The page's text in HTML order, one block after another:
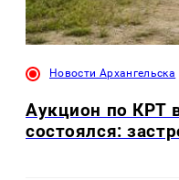
Новости Архангельска
Аукцион по КРТ
состоялся: